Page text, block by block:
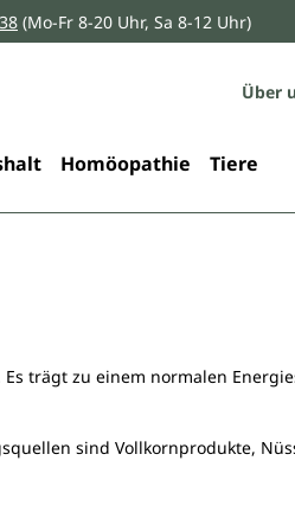
(Mo-Fr 8-20 Uhr, Sa 8-12 Uhr)
Über
Homöopathie Tiere
trägt zu einem normalen
sind Vollkornprodukte,